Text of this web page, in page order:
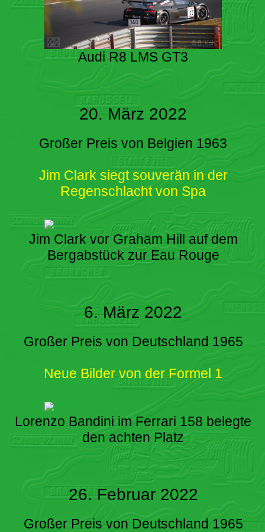
Audi R8 LMS GT3
20. März 2022
Großer Preis von Belgien 1963
Jim Clark siegt souverän in der
Regenschlacht von Spa
Jim Clark vor Graham Hill auf dem
Bergabstück zur Eau Rouge
6. März 2022
Großer Preis von Deutschland 1965
Neue Bilder von der Formel 1
Lorenzo Bandini im Ferrari 158 belegte
den achten Platz
26. Februar 2022
Großer Preis von Deutschland 1965